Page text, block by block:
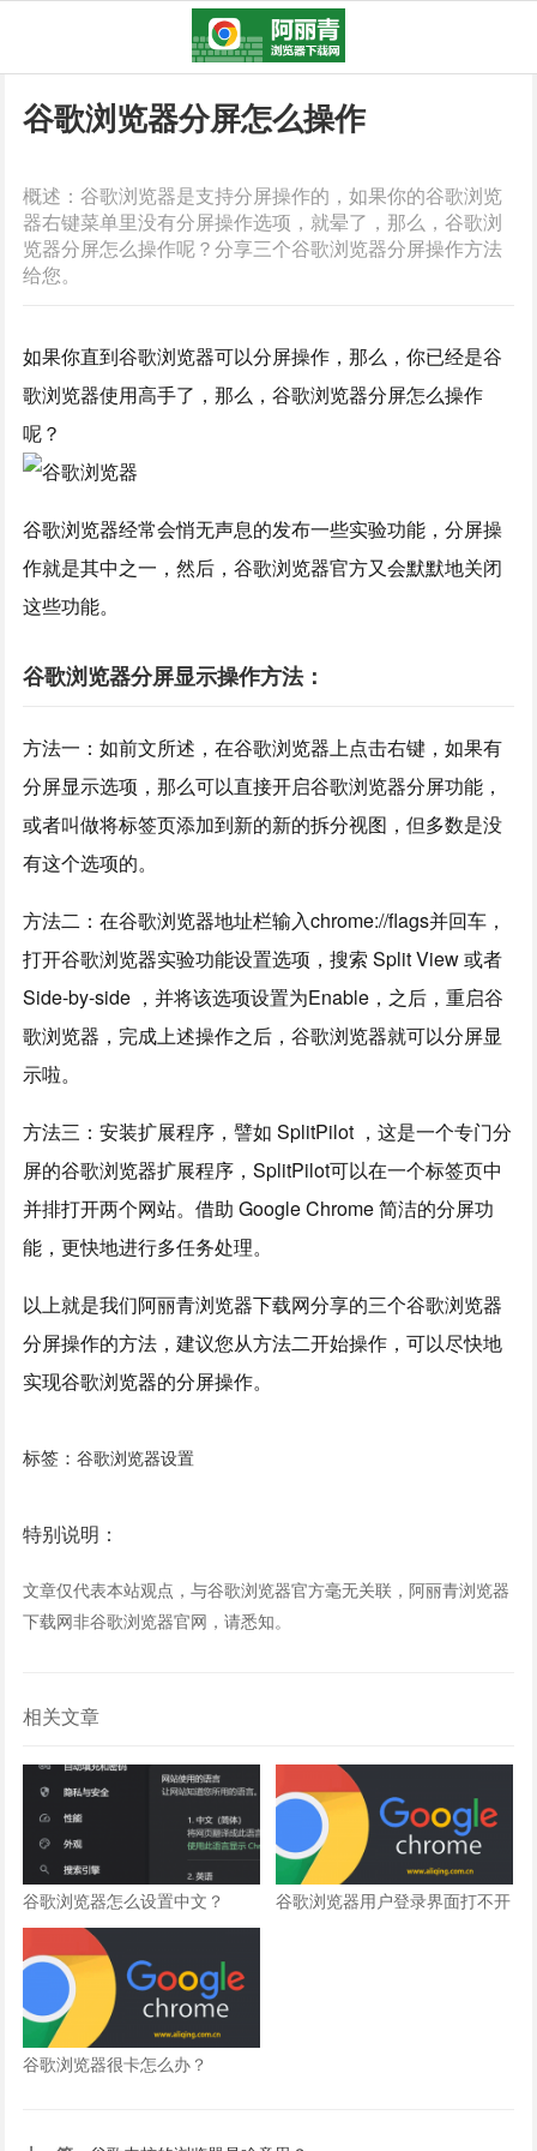
谷歌浏览器分屏怎么操作
概述：谷歌浏览器是支持分屏操作的，如果你的谷歌浏览
器右键菜单里没有分屏操作选项，就晕了，那么，谷歌浏
览器分屏怎么操作呢？分享三个谷歌浏览器分屏操作方法
给您。
如果你直到谷歌浏览器可以分屏操作，那么，你已经是谷
歌浏览器使用高手了，那么，谷歌浏览器分屏怎么操作
呢？
谷歌浏览器经常会悄无声息的发布一些实验功能，分屏操
作就是其中之一，然后，谷歌浏览器官方又会默默地关闭
这些功能。
谷歌浏览器分屏显示操作方法：
方法一：如前文所述，在谷歌浏览器上点击右键，如果有
分屏显示选项，那么可以直接开启谷歌浏览器分屏功能，
或者叫做将标签页添加到新的新的拆分视图，但多数是没
有这个选项的。
方法二：在谷歌浏览器地址栏输入chrome://flags并回车，
打开谷歌浏览器实验功能设置选项，搜索 Split View 或者
Side-by-side ，并将该选项设置为Enable，之后，重启谷
歌浏览器，完成上述操作之后，谷歌浏览器就可以分屏显
示啦。
方法三：安装扩展程序，譬如 SplitPilot ，这是一个专门分
屏的谷歌浏览器扩展程序，SplitPilot可以在一个标签页中
并排打开两个网站。借助 Google Chrome 简洁的分屏功
能，更快地进行多任务处理。
以上就是我们阿丽青浏览器下载网分享的三个谷歌浏览器
分屏操作的方法，建议您从方法二开始操作，可以尽快地
实现谷歌浏览器的分屏操作。
标签：谷歌浏览器设置
特别说明：
文章仅代表本站观点，与谷歌浏览器官方毫无关联，阿丽青浏览器
下载网非谷歌浏览器官网，请悉知。
相关文章
谷歌浏览器怎么设置中文？
谷歌浏览器用户登录界面打不开
谷歌浏览器很卡怎么办？